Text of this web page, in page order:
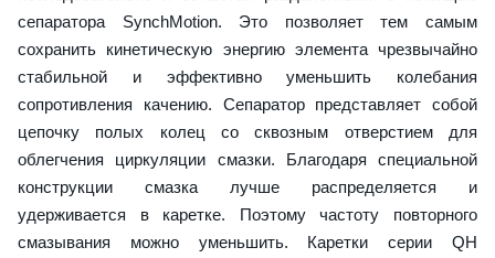
сепаратора SynchMotion. Это позволяет тем самым
сохранить кинетическую энергию элемента чрезвычайно
стабильной и эффективно уменьшить колебания
сопротивления качению. Сепаратор представляет собой
цепочку полых колец со сквозным отверстием для
облегчения циркуляции смазки. Благодаря специальной
конструкции смазка лучше распределяется и
удерживается в каретке. Поэтому частоту повторного
смазывания можно уменьшить. Каретки серии QH